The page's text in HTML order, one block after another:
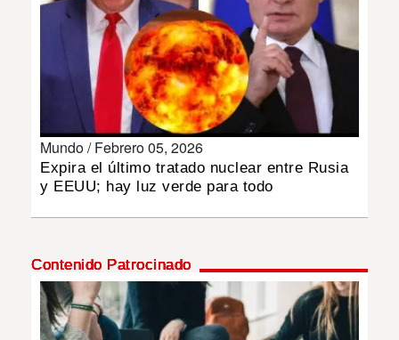
IMPRESO
Mundo /Febrero 05, 2026
Expira el último tratado nuclear entre Rusia
y EEUU; hay luz verde para todo
Contenido Patrocinado